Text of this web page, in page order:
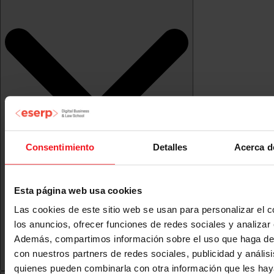
Consentimiento Detalles Acerca
Esta página web usa cookies
Las cookies de este sitio web se usan para personalizar el
los anuncios, ofrecer funciones de redes sociales y analizar
Además, compartimos información sobre el uso que haga
con nuestros partners de redes sociales, publicidad y
quienes pueden combinarla con otra información que les